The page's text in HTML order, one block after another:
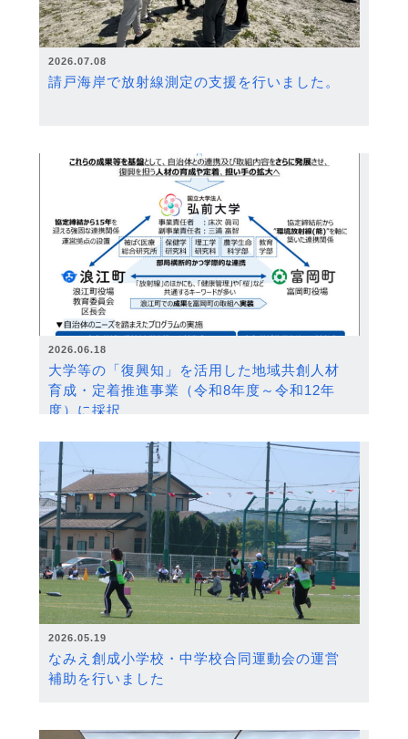
2026.07.08
請戸海岸で放射線測定の支援を行いました。
2026.06.18
大学等の「復興知」を活用した地域共創人材
育成・定着推進事業（令和8年度～令和12年
度）に採択
2026.05.19
なみえ創成小学校・中学校合同運動会の運営
補助を行いました